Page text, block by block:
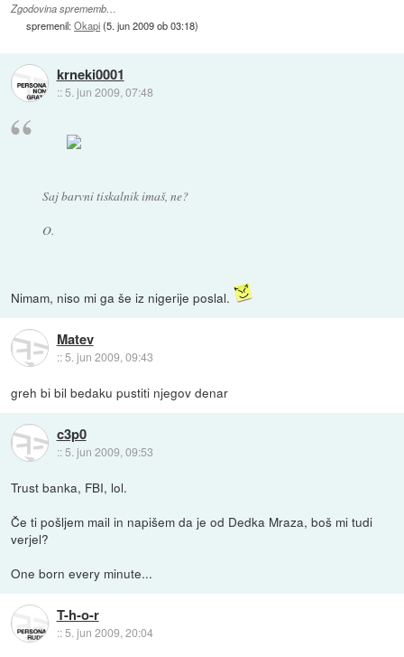
Zgodovina sprememb…
spremenil:Okapi(5. jun 2009 ob 03:18)
krneki0001
:: 5. jun 2009, 07:48
Saj barvni tiskalnik imaš, ne?
O.
Nimam, niso mi ga še iz nigerije poslal.
Matev
::5. jun 2009, 09:43
greh bi bil bedaku pustiti njegov denar
c3p0
:: 5. jun 2009, 09:53
Trust banka, FBI, lol.
Če ti pošljem mail in napišem da je od Dedka Mraza, boš mi tudi
verjel?
One born every minute...
T-h-o-r
::5. jun 2009, 20:04